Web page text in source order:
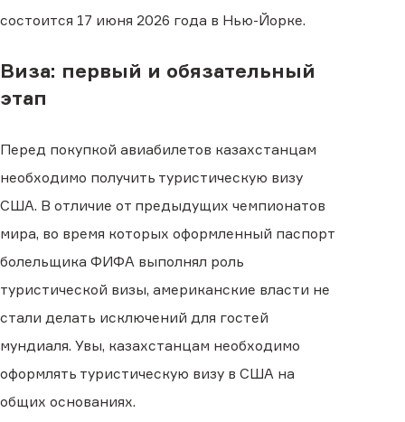
состоится 17 июня 2026 года в Нью-Йорке.
Виза: первый и обязательный
этап
Перед покупкой авиабилетов казахстанцам
необходимо получить туристическую визу
США. В отличие от предыдущих чемпионатов
мира, во время которых оформленный паспорт
болельщика ФИФА выполнял роль
туристической визы, американские власти не
стали делать исключений для гостей
мундиаля. Увы, казахстанцам необходимо
оформлять туристическую визу в США на
общих основаниях.